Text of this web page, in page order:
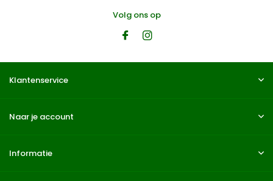
Volg ons op
Klantenservice
Naar je account
Informatie